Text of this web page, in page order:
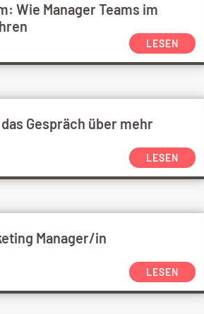
Wie Manager Teams im
LESEN
Gespräch über mehr
LESEN
Manager/in
LESEN